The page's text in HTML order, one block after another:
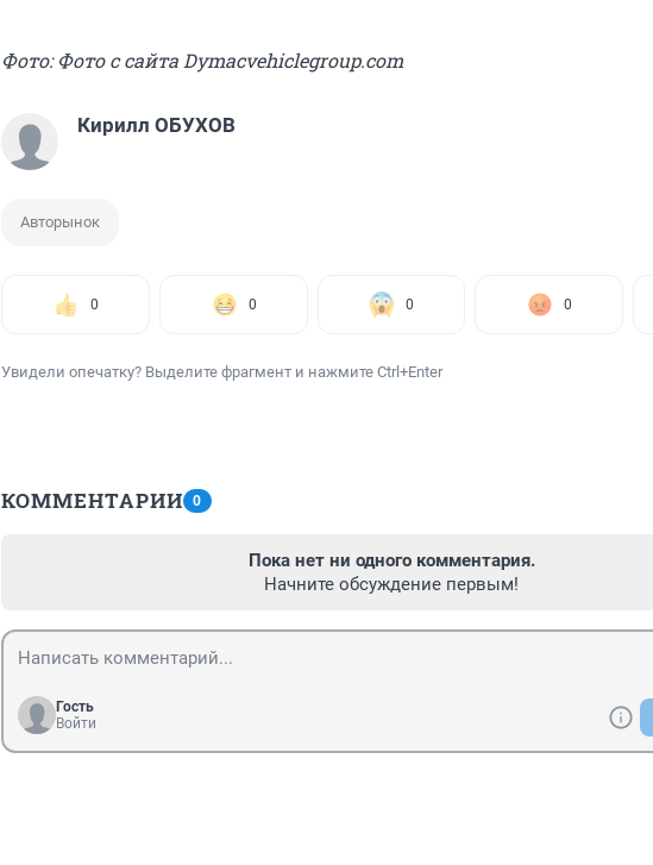
Фото: Фото с сайта Dymacvehiclegroup.com
Кирилл ОБУХОВ
Авторынок
0 0 0 0
Увидели опечатку? Выделите фрагмент и нажмите Ctrl+Enter
КОММЕНТАРИИ 0
Пока нет ни одного комментария.
Начните обсуждение первым!
Гость
Войти